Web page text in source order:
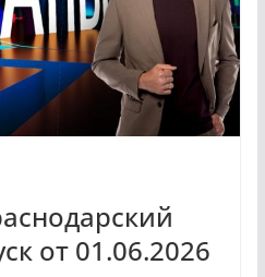
от 01.06.2026